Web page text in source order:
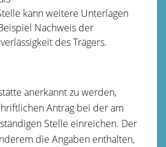
kann weitere Unterlagen
Nachweis der
des Trägers.
anerkannt zu werden,
Antrag bei der am
Stelle einreichen. Der
die Angaben enthalten,